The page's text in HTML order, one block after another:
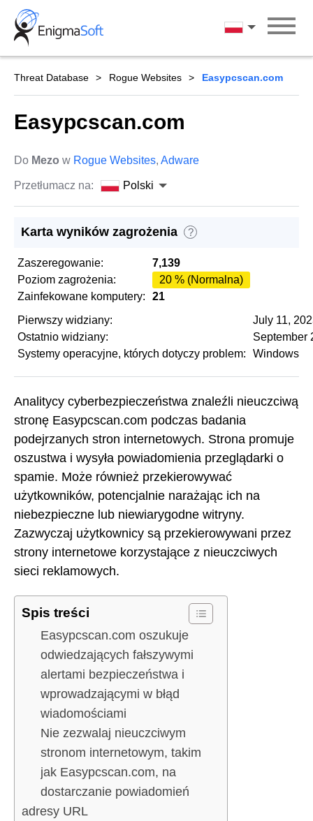
Skip
content
Polski
Threat Database Rogue Websites Easypcscan.com
Easypcscan.com
Do Mezo w Rogue Websites, Adware
Przetłumacz na: Polski
Karta wyników zagrożenia ?
Zaszeregowanie:
7,139
Poziom zagrożenia:
20 % (Normalna)
Zainfekowane komputery:
21
Pierwszy widziany:
July 11,
Ostatnio widziany:
September
Systemy operacyjne, których dotyczy problem:
Windows
Analitycy cyberbezpieczeństwa znaleźli nieuczciwą
stronę Easypcscan.com podczas badania
podejrzanych stron internetowych. Strona promuje
oszustwa i wysyła powiadomienia przeglądarki o
spamie. Może również przekierowywać
użytkowników, potencjalnie narażając ich na
niebezpieczne lub niewiarygodne witryny.
Zazwyczaj użytkownicy są przekierowywani przez
strony internetowe korzystające z nieuczciwych
sieci reklamowych.
Spis treści
Easypcscan.com oszukuje
odwiedzających fałszywymi
alertami bezpieczeństwa i
wprowadzającymi w błąd
wiadomościami
Nie zezwalaj nieuczciwym
stronom internetowym, takim
jak Easypcscan.com, na
dostarczanie powiadomień
adresy URL